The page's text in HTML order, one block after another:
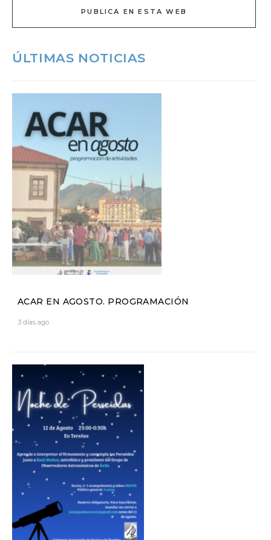
PUBLICA EN ESTA WEB
ÚLTIMAS NOTICIAS
ACAR EN AGOSTO. PROGRAMACIÓN
3 días ago